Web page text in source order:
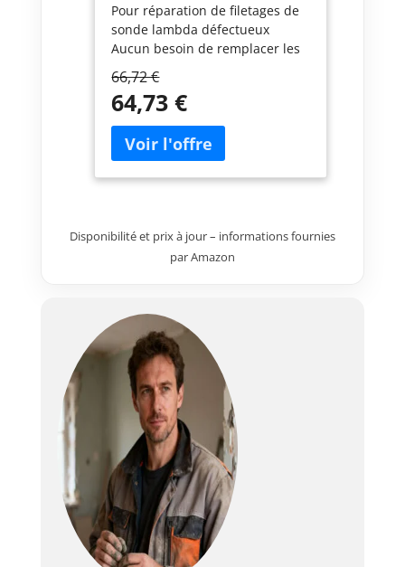
Pour réparation de filetages de
sonde lambda défectueux
Aucun besoin de remplacer les
18,6 mm pour limer des
filetages de sonde lambda
Taraud M20 x 1,5 mm pour
tarauder des filetages de
douilles de réparation Taraud
M18 x 1,5 mm pour tarauder
de douilles de réparation 5
douilles de réparation
66,72 €
64,73 €
Disponibilité et prix à jour – informations fournies
par Amazon